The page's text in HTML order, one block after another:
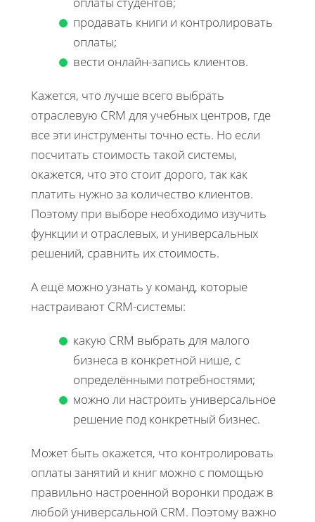
продавать книги и контролировать
оплаты;
вести онлайн-запись клиентов.
Кажется, что лучше всего выбрать
отраслевую CRM для учебных центров, где
все эти инструменты точно есть. Но если
посчитать стоимость такой системы,
окажется, что это стоит дорого, так как
платить нужно за количество клиентов.
Поэтому при выборе необходимо изучить
функции и отраслевых, и универсальных
решений, сравнить их стоимость.
А ещё можно узнать у команд, которые
настраивают CRM-системы:
какую CRM выбрать для малого
бизнеса в конкретной нише, с
определёнными потребностями;
можно ли настроить универсальное
решение под конкретный бизнес.
Может быть окажется, что контролировать
оплаты занятий и книг можно с помощью
правильно настроенной воронки продаж в
любой универсальной CRM. Поэтому важно